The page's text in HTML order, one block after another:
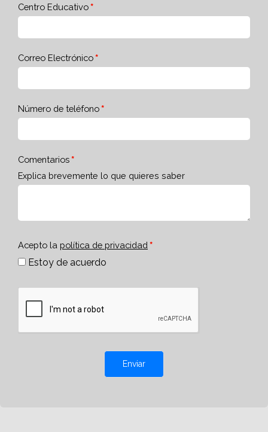
Centro Educativo
Correo Electrónico
Número de teléfono
Comentarios
Explica brevemente lo que quieres saber
Acepto la política de privacidad
Estoy de acuerdo
Enviar